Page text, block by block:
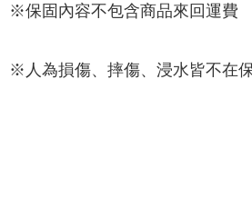
※保固內容不包含商品來回運費
※人為損傷、摔傷、浸水皆不在